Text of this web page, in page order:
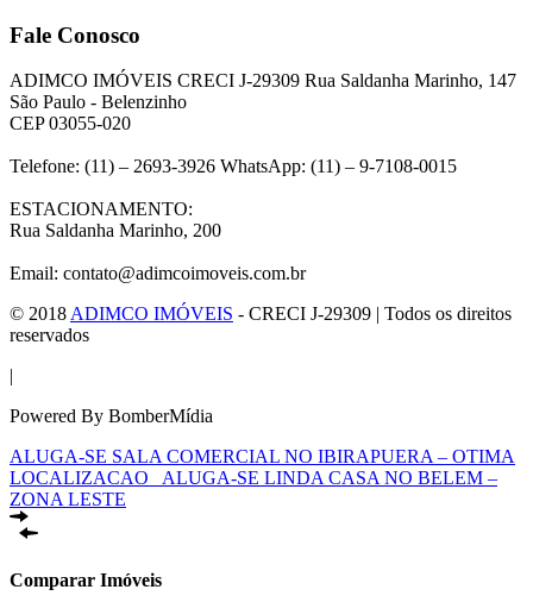
Fale Conosco
ADIMCO IMÓVEIS CRECI J-29309 Rua Saldanha Marinho, 147
São Paulo - Belenzinho
CEP 03055-020
Telefone: (11) – 2693-3926 WhatsApp: (11) – 9-7108-0015
ESTACIONAMENTO:
Rua Saldanha Marinho, 200
Email: contato@adimcoimoveis.com.br
© 2018 ADIMCO IMÓVEIS - CRECI J-29309 | Todos os direitos
reservados
|
Powered By BomberMídia
ALUGA-SE SALA COMERCIAL NO IBIRAPUERA – OTIMA
LOCALIZACAO
ALUGA-SE LINDA CASA NO BELEM –
ZONA LESTE
Comparar Imóveis